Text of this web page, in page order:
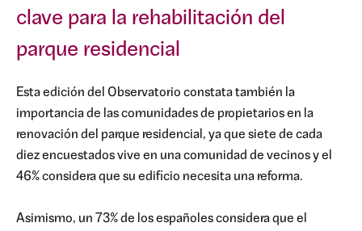
clave para la rehabilitación del
parque residencial
Esta edición del Observatorio constata también la
importancia de las comunidades de propietarios en la
renovación del parque residencial, ya que siete de cada
diez encuestados vive en una comunidad de vecinos y el
46% considera que su edificio necesita una reforma.
Asimismo, un 73% de los españoles considera que el